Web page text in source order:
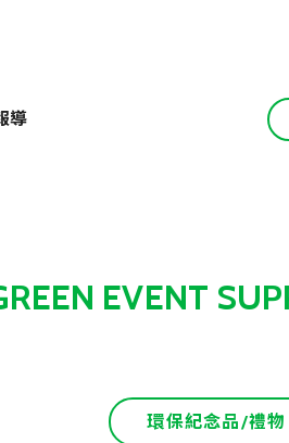
導
EVENT
環保紀念品/禮物